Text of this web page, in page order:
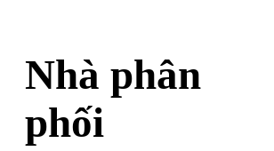
Nhà phân
phối